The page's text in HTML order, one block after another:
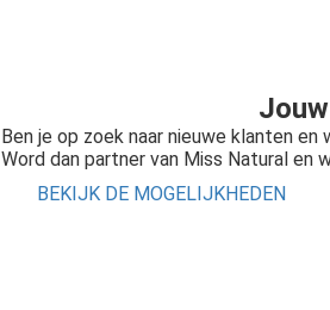
Jouw
Ben je op zoek naar nieuwe klanten
Word dan partner van Miss Natural en
BEKIJK DE MOGELIJKHEDEN